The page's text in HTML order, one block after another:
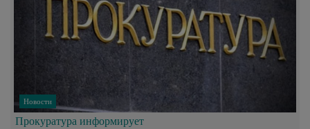
Новости
Прокуратура информирует